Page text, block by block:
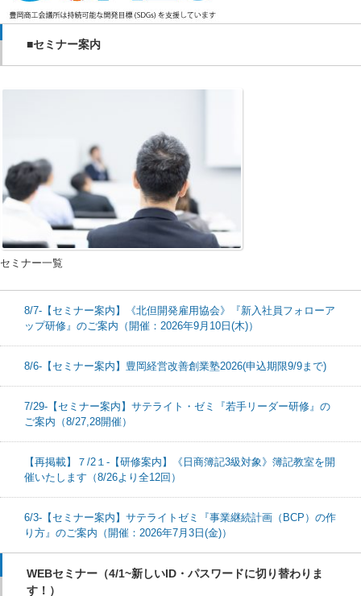
■セミナー案内
セミナー一覧
8/7-【セミナー案内】《北但開発雇用協会》『新入社員フォローア
ップ研修』のご案内（開催：2026年9月10日(木)）
8/6-【セミナー案内】豊岡経営改善創業塾2026(申込期限9/9まで)
7/29-【セミナー案内】サテライト・ゼミ『若手リーダー研修』の
ご案内（8/27,28開催）
【再掲載】７/2１-【研修案内】《日商簿記3級対象》簿記教室を開
催いたします（8/26より全12回）
6/3-【セミナー案内】サテライトゼミ『事業継続計画（BCP）の作
り方』のご案内（開催：2026年7月3日(金)）
WEBセミナー（4/1~新しいID・パスワードに切り替わりま
す！）